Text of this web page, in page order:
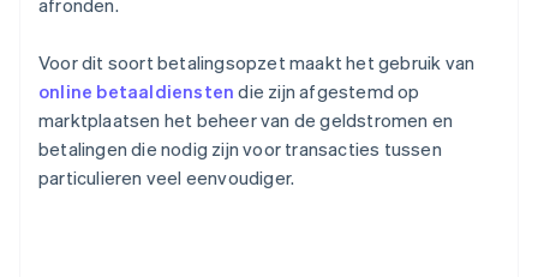
afronden.
Voor dit soort betalingsopzet maakt het gebruik van
online betaaldiensten die zijn afgestemd op
marktplaatsen het beheer van de geldstromen en
betalingen die nodig zijn voor transacties tussen
particulieren veel eenvoudiger.